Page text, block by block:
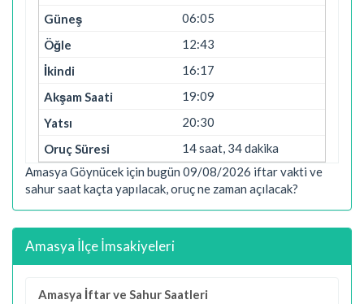
06:05
12:43
16:17
19:09
20:30
14 saat, 34 dakika
Amasya Göynücek için bugün 09/08/2026 iftar vakti ve
sahur saat kaçta yapılacak, oruç ne zaman açılacak?
Amasya İlçe İmsakiyeleri
Amasya İftar ve Sahur Saatleri